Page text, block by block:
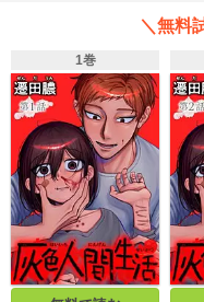
「成田の役に立ちたい」と行動
る描写が含まれます。ご自身
「comic RiSky(リスキー)
さい。
＼無料
1巻